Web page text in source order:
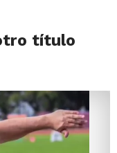
título